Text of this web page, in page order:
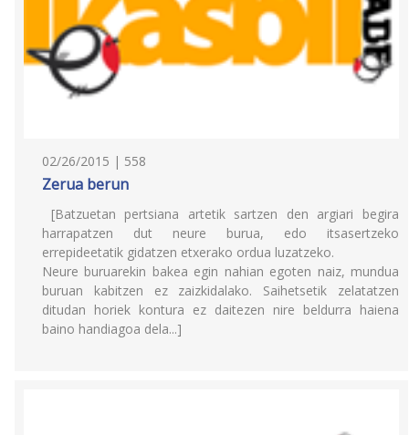
02/26/2015 | 558
Zerua berun
[Batzuetan pertsiana artetik sartzen den argiari begira
harrapatzen dut neure burua, edo itsasertzeko
errepideetatik gidatzen etxerako ordua luzatzeko.
Neure buruarekin bakea egin nahian egoten naiz, mundua
buruan kabitzen ez zaizkidalako. Saihetsetik zelatatzen
ditudan horiek kontura ez daitezen nire beldurra haiena
baino handiagoa dela...]